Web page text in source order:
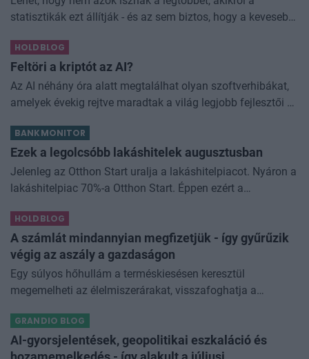
statisztikák ezt állítják - és az sem biztos, hogy a kevesebb
Kevesebb alkoholt iszunk
HOLDBLOG
Feltöri a kriptót az AI?
Az AI néhány óra alatt megtalálhat olyan szoftverhibákat,
amelyek évekig rejtve maradtak a világ legjobb fejlesztői és
különösen nagy...
BANKMONITOR
Ezek a legolcsóbb lakáshitelek augusztusban
Jelenleg az Otthon Start uralja a lakáshitelpiacot. Nyáron a
lakáshitelpiac 70%-a Otthon Start. Éppen ezért a
bank adja a legkedvezőbb
HOLDBLOG
A számlát mindannyian megfizetjük - így gyűrűzik
végig az aszály a gazdaságon
Egy súlyos hőhullám a terméskiesésen keresztül
megemelheti az élelmiszerárakat, visszafoghatja a
még az állam finanszírozását is m
GRANDIO BLOG
AI-gyorsjelentések, geopolitikai eszkaláció és